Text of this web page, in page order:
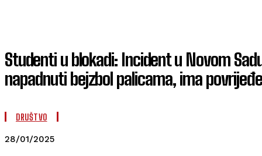
Studenti u blokadi: Incident u Novom
napadnuti bejzbol palicama, ima
DRUŠTVO
28/01/2025